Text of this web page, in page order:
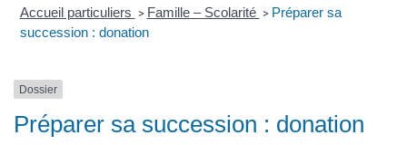
Accueil particuliers > Famille – Scolarité > Préparer sa
succession : donation
Dossier
Préparer sa succession : donation